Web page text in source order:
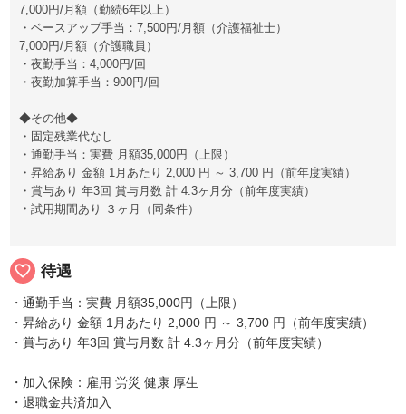
7,000円/月額（勤続6年以上）
・ベースアップ手当：7,500円/月額（介護福祉士）
7,000円/月額（介護職員）
・夜勤手当：4,000円/回
・夜勤加算手当：900円/回
◆その他◆
・固定残業代なし
・通勤手当：実費 月額35,000円（上限）
・昇給あり 金額 1月あたり 2,000 円 ～ 3,700 円（前年度実績）
・賞与あり 年3回 賞与月数 計 4.3ヶ月分（前年度実績）
・試用期間あり ３ヶ月（同条件）
favorite_border 待遇
・通勤手当：実費 月額35,000円（上限）
・昇給あり 金額 1月あたり 2,000 円 ～ 3,700 円（前年度実績）
・賞与あり 年3回 賞与月数 計 4.3ヶ月分（前年度実績）
・加入保険：雇用 労災 健康 厚生
・退職金共済加入